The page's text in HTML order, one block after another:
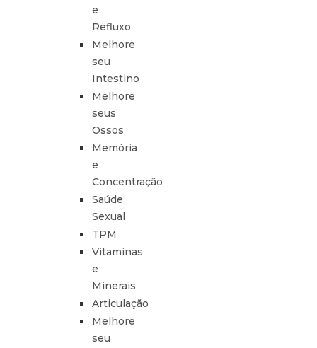
e
Refluxo
Melhore
seu
Intestino
Melhore
seus
Ossos
Memória
e
Concentração
Saúde
Sexual
TPM
Vitaminas
e
Minerais
Articulação
Melhore
seu